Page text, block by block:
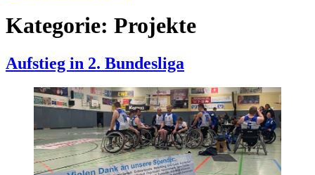
Kategorie: Projekte
Aufstieg in 2. Bundesliga